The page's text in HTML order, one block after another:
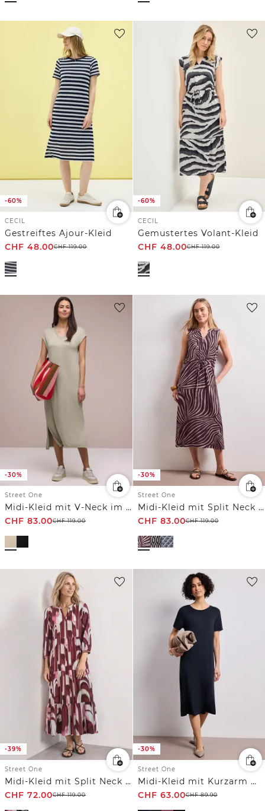
-60%
CECIL
Gestreiftes Ajour-Kleid
CHF 48.00CHF119.00
-60%
CECIL
Gemustertes Volant-Kleid
CHF 48.00CHF119.00
-30%
Street One
Midi-Kleid mit V-Neck im Strick-Look
CHF 83.00CHF119.00
-30%
Street One
Midi-Kleid mit Split Neck und Zipper
CHF 83.00CHF119.00
-39%
Street One
Midi-Kleid mit Split Neck im Ethno-Look
CHF 72.00CHF119.00
-30%
Street One
Midi-Kleid mit Kurzarm mit Schlitzdetail
CHF 63.00CHF89.90